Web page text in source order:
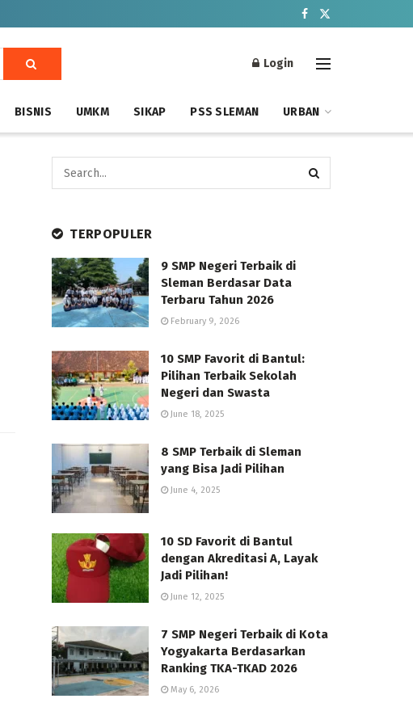
Login
BISNIS UMKM SIKAP PSS SLEMAN URBAN
TERPOPULER
9 SMP Negeri Terbaik di
Sleman Berdasar Data
Terbaru Tahun 2026
February 9, 2026
10 SMP Favorit di Bantul:
Pilihan Terbaik Sekolah
Negeri dan Swasta
June 18, 2025
8 SMP Terbaik di Sleman
yang Bisa Jadi Pilihan
June 4, 2025
10 SD Favorit di Bantul
dengan Akreditasi A, Layak
Jadi Pilihan!
June 12, 2025
7 SMP Negeri Terbaik di Kota
Yogyakarta Berdasarkan
Ranking TKA-TKAD 2026
May 6, 2026